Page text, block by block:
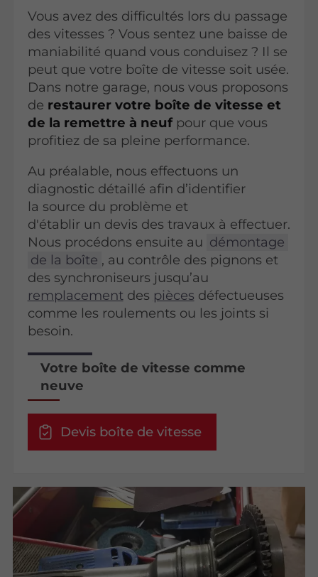
Vous avez des difficultés lors du passage
des vitesses ? Vous sentez une baisse de
maniabilité quand vous conduisez ? Il se
peut que votre boîte de vitesse soit usée.
Dans notre garage, nous vous proposons
de restaurer votre boîte de vitesse et
de la remettre à neufpour que vous
profitiez de sa pleine performance.
Au préalable, nous effectuons un
diagnostic détaillé afin d’identifier
la source du problème et
d'établir un devis des travaux à effectuer.
Nous procédons ensuite au démontage
de la boîte , au contrôle des pignons et
des synchroniseurs jusqu’au
remplacementdes pièces défectueuses
comme les roulements ou les joints si
besoin.
Votre boîte de vitesse comme
neuve
Devis boîte de vitesse